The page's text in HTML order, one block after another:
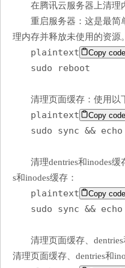
在腾讯云服务器上清理
重启服务器：这是最简
理内存并释放未使用的资源
plaintext Copy code
sudo reboot
清理页面缓存：使用以
plaintext Copy code
sudo sync &&
清理dentries和inodes
s和inodes缓存：
plaintext Copy code
sudo sync &&
清理页面缓存、
清理页面缓存、dentries和